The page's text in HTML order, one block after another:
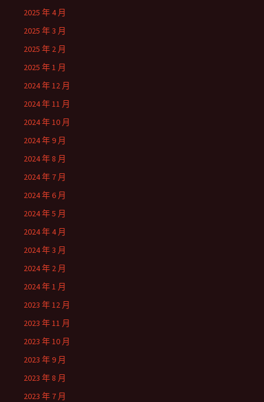
2025 年 4 月
2025 年 3 月
2025 年 2 月
2025 年 1 月
2024 年 12 月
2024 年 11 月
2024 年 10 月
2024 年 9 月
2024 年 8 月
2024 年 7 月
2024 年 6 月
2024 年 5 月
2024 年 4 月
2024 年 3 月
2024 年 2 月
2024 年 1 月
2023 年 12 月
2023 年 11 月
2023 年 10 月
2023 年 9 月
2023 年 8 月
2023 年 7 月